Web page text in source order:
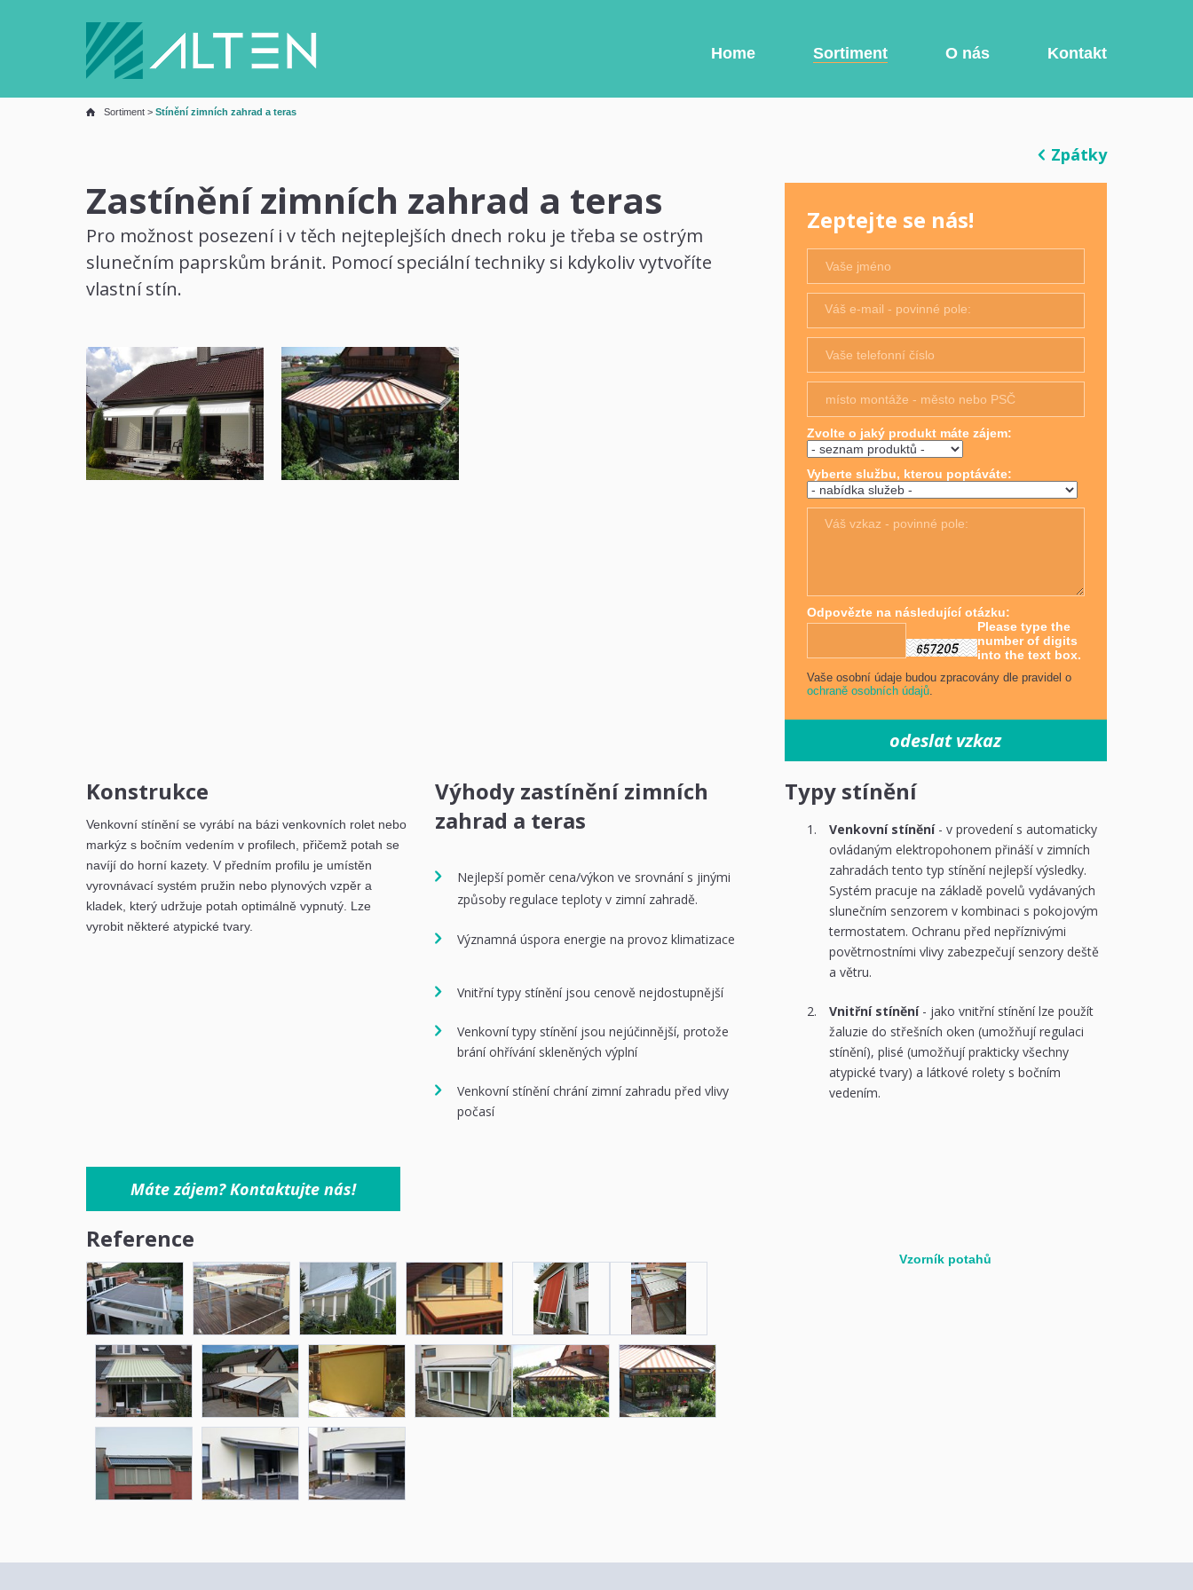
Home Sortiment O nás Kontakt
Sortiment > Stínění zimních zahrad a teras
Zpátky
Zastínění zimních zahrad a teras
Pro možnost posezení i v těch nejteplejších dnech roku je třeba se ostrým
slunečním paprskům bránit. Pomocí speciální techniky si kdykoliv vytvoříte
vlastní stín.
Zeptejte se nás!
Váš e-mail - povinné pole:
Zvolte o jaký produkt máte zájem:
Vyberte službu, kterou poptáváte:
Váš vzkaz - povinné pole:
Odpovězte na následující otázku:
Please type the
number of digits
into the text box.
Vaše osobní údaje budou zpracovány dle pravidel o
ochraně osobních údajů.
Konstrukce
Venkovní stínění se vyrábí na bázi venkovních rolet nebo
markýz s bočním vedením v profilech, přičemž potah se
navíjí do horní kazety. V předním profilu je umístěn
vyrovnávací systém pružin nebo plynových vzpěr a
kladek, který udržuje potah optimálně vypnutý. Lze
vyrobit některé atypické tvary.
Výhody zastínění zimních
zahrad a teras
Nejlepší poměr cena/výkon ve srovnání s jinými
způsoby regulace teploty v zimní zahradě.
Významná úspora energie na provoz klimatizace
Vnitřní typy stínění jsou cenově nejdostupnější
Venkovní typy stínění jsou nejúčinnější, protože
brání ohřívání skleněných výplní
Venkovní stínění chrání zimní zahradu před vlivy
počasí
Typy stínění
Venkovní stínění- v provedení s automaticky
ovládaným elektropohonem přináší v zimních
zahradách tento typ stínění nejlepší výsledky.
Systém pracuje na základě povelů vydávaných
slunečním senzorem v kombinaci s pokojovým
termostatem. Ochranu před nepříznivými
povětrnostními vlivy zabezpečují senzory deště
a větru.
Vnitřní stínění- jako vnitřní stínění lze použít
žaluzie do střešních oken (umožňují regulaci
stínění), plisé (umožňují prakticky všechny
atypické tvary) a látkové rolety s bočním
vedením.
Máte zájem? Kontaktujte nás!
Reference
Vzorník potahů